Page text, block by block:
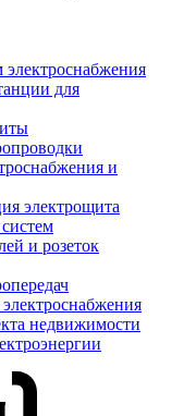
для
и
электрощита
и розеток
недвижимости